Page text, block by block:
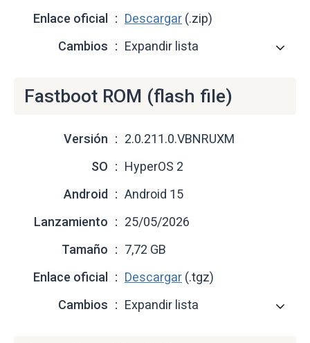
Enlace oficial Descargar (.zip)
Cambios
Expandir lista
Fastboot ROM (flash file)
Versión
2.0.211.0.VBNRUXM
SO
HyperOS 2
Android
Android 15
Lanzamiento
25/05/2026
Tamaño
7,72 GB
Enlace oficial
Descargar (.tgz)
Cambios
Expandir lista